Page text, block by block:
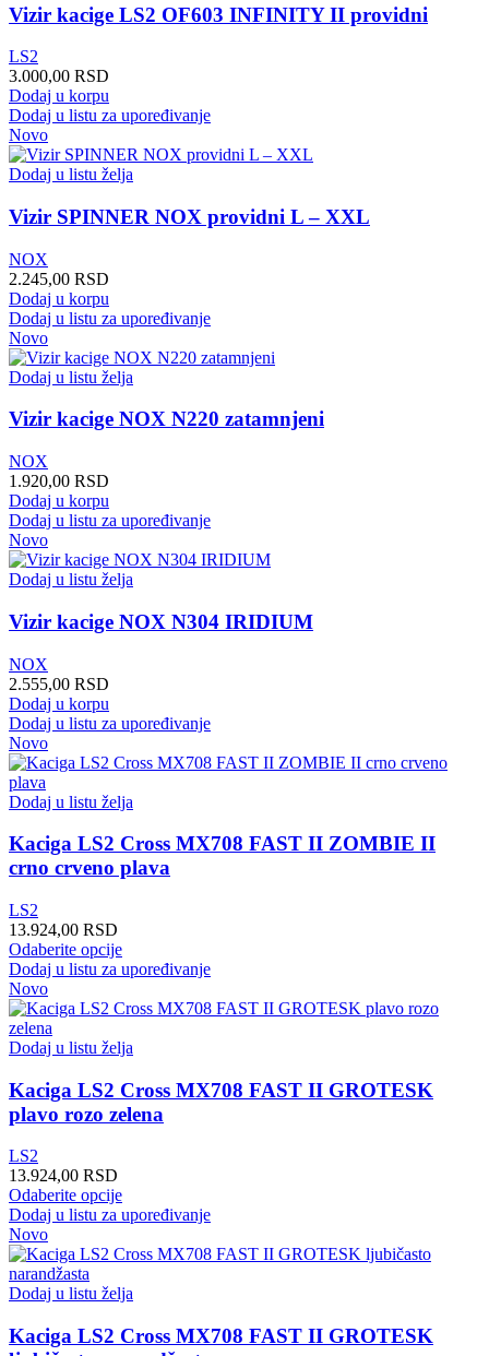
Vizir kacige LS2 OF603 INFINITY II providni
LS2
3.000,00 RSD
Dodaj u korpu
Dodaj u listu za upoređivanje
Novo
Dodaj u listu želja
Vizir SPINNER NOX providni L – XXL
NOX
2.245,00 RSD
Dodaj u korpu
Dodaj u listu za upoređivanje
Novo
Dodaj u listu želja
Vizir kacige NOX N220 zatamnjeni
NOX
1.920,00 RSD
Dodaj u korpu
Dodaj u listu za upoređivanje
Novo
Dodaj u listu želja
Vizir kacige NOX N304 IRIDIUM
NOX
2.555,00 RSD
Dodaj u korpu
Dodaj u listu za upoređivanje
Novo
Dodaj u listu želja
Kaciga LS2 Cross MX708 FAST II ZOMBIE II
crno crveno plava
LS2
13.924,00 RSD
Odaberite opcijeOvaj
proizvod
više
Opcije
biti
izabrane
na
Dodaj u listu za upoređivanje
Novo
Dodaj u listu želja
Kaciga LS2 Cross MX708 FAST II GROTESK
plavo rozo zelena
LS2
13.924,00 RSD
Odaberite opcijeOvaj
proizvod
više
Opcije
biti
izabrane
Dodaj u listu za upoređivanje
Novo
Dodaj u listu želja
Kaciga LS2 Cross MX708 FAST II GROTESK